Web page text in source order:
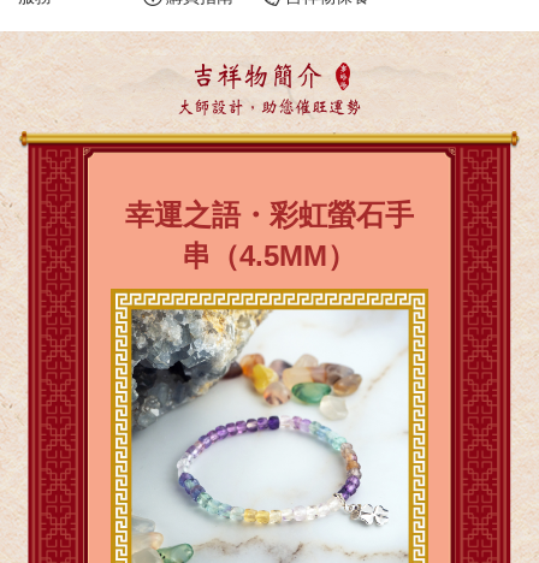
吉祥物簡介
大師設計，助您催旺運勢
幸運之語・彩虹螢石手
串（4.5MM）